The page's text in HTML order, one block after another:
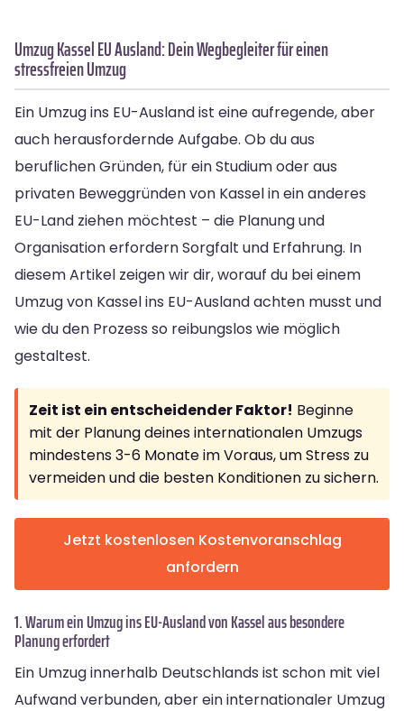
Umzug Kassel EU Ausland: Dein Wegbegleiter für einen
stressfreien Umzug
Ein Umzug ins EU-Ausland ist eine aufregende, aber
auch herausfordernde Aufgabe. Ob du aus
beruflichen Gründen, für ein Studium oder aus
privaten Beweggründen von Kassel in ein anderes
EU-Land ziehen möchtest – die Planung und
Organisation erfordern Sorgfalt und Erfahrung. In
diesem Artikel zeigen wir dir, worauf du bei einem
Umzug von Kassel ins EU-Ausland achten musst und
wie du den Prozess so reibungslos wie möglich
gestaltest.
Zeit ist ein entscheidender Faktor! Beginne
mit der Planung deines internationalen Umzugs
mindestens 3-6 Monate im Voraus, um Stress zu
vermeiden und die besten Konditionen zu sichern.
Jetzt kostenlosen Kostenvoranschlag
anfordern
1. Warum ein Umzug ins EU-Ausland von Kassel aus besondere
Planung erfordert
Ein Umzug innerhalb Deutschlands ist schon mit viel
Aufwand verbunden, aber ein internationaler Umzug